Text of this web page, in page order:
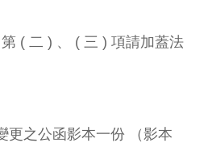
( 二 ) 、 ( 三 ) 項請加蓋法
更之公函影本一份 （影本